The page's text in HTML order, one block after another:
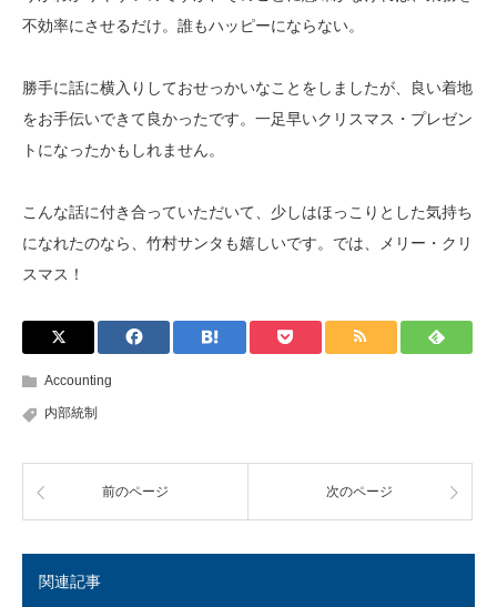
不効率にさせるだけ。誰もハッピーにならない。
勝手に話に横入りしておせっかいなことをしましたが、良い着地
をお手伝いできて良かったです。一足早いクリスマス・プレゼン
トになったかもしれません。
こんな話に付き合っていただいて、少しはほっこりとした気持ち
になれたのなら、竹村サンタも嬉しいです。では、メリー・クリ
スマス！
Accounting
内部統制
前のページ 次のページ
関連記事